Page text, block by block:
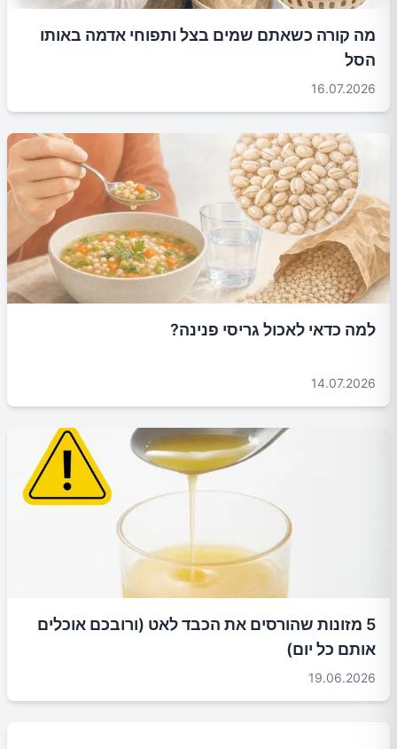
מה קורה כשאתם שמים בצל ותפוחי אדמה באותו
הסל
16.07.2026
למה כדאי לאכול גריסי פנינה?
14.07.2026
5 מזונות שהורסים את הכבד לאט (ורובכם אוכלים
אותם כל יום)
19.06.2026